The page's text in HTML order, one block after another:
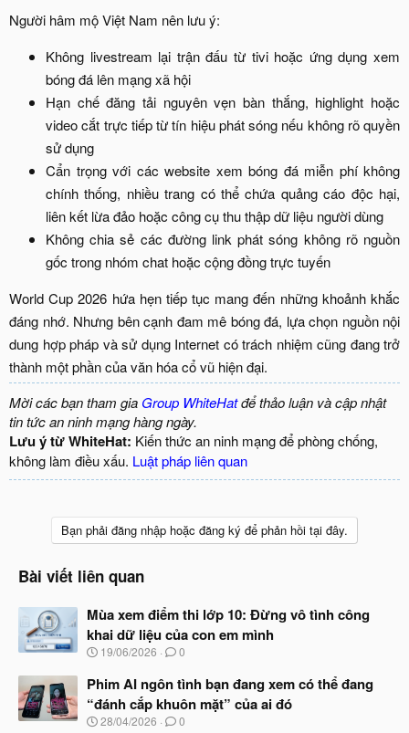
Người hâm mộ Việt Nam nên lưu ý:​
Không livestream lại trận đấu từ tivi hoặc ứng dụng xem
bóng đá lên mạng xã hội​
Hạn chế đăng tải nguyên vẹn bàn thắng, highlight hoặc
video cắt trực tiếp từ tín hiệu phát sóng nếu không rõ quyền
sử dụng​
Cẩn trọng với các website xem bóng đá miễn phí không
chính thống, nhiều trang có thể chứa quảng cáo độc hại,
liên kết lừa đảo hoặc công cụ thu thập dữ liệu người dùng​
Không chia sẻ các đường link phát sóng không rõ nguồn
gốc trong nhóm chat hoặc cộng đồng trực tuyến​
World Cup 2026 hứa hẹn tiếp tục mang đến những khoảnh khắc
đáng nhớ. Nhưng bên cạnh đam mê bóng đá, lựa chọn nguồn nội
dung hợp pháp và sử dụng Internet có trách nhiệm cũng đang trở
thành một phần của văn hóa cổ vũ hiện đại.​
Mời các bạn tham gia Group WhiteHatđể thảo luận và cập nhật
tin tức an ninh mạng hàng ngày.
Lưu ý từ WhiteHat: Kiến thức an ninh mạng để phòng chống,
không làm điều xấu. Luật pháp liên quan
Bạn phải đăng nhập hoặc đăng ký để phản hồi tại đây.
Bài viết liên quan
Mùa xem điểm thi lớp 10: Đừng vô tình công
khai dữ liệu của con em mình
N
à
y
b
ắ
19/06/2026 0
Phim AI ngôn tình bạn đang xem có thể đang
“đánh cắp khuôn mặt” của ai đó
N
28/04/2026 0